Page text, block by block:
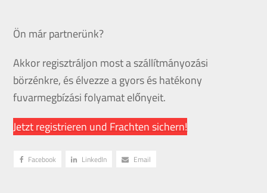
Ön már partnerünk?
Akkor regisztráljon most a szállítmányozási
börzénkre, és élvezze a gyors és hatékony
fuvarmegbízási folyamat előnyeit.
Jetzt registrieren und Frachten sichern!
Facebook LinkedIn Email